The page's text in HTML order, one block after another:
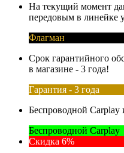
На текущий момент
передовым в линейке
Флагман
Срок гарантийного
в магазине - 3 года!
Гарантия - 3 года
Беспроводной Carplay
Беспроводной Carplay
Скидка 6%